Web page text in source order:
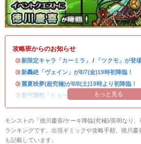
攻略班からのお知らせ
・新限定キャラ「カーミラ」 /
「ツクモ」が登
・新轟絶「ヴェイン」が8/7(金)19時初降臨！
・ 麗夏映夢(超究極)が8/8(土)19時より初降臨！
・ 新守護獣「ヒョーたん」が登場！もっと見る
モンストの「徳川慶喜/ケーキ降臨(究極)/英明なり
ランキングです。出現ギミックや攻略手順、徳川
も記載しています。